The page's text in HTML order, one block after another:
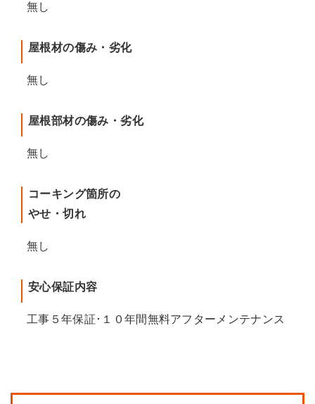
無し
屋根材の傷み・劣化
無し
屋根部材の傷み・劣化
無し
コーキング箇所の
やせ・切れ
無し
安心保証内容
工事５年保証･１０年間無料アフターメンテナンス